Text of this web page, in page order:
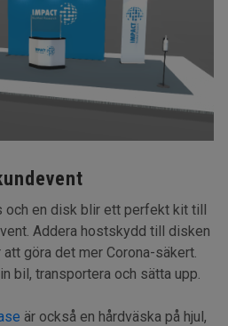
och en disk blir ett perfekt kit till
Addera hostskydd till disken
göra det mer Corona-säkert.
bil, transportera och sätta upp.
är också en hårdväska på hjul,